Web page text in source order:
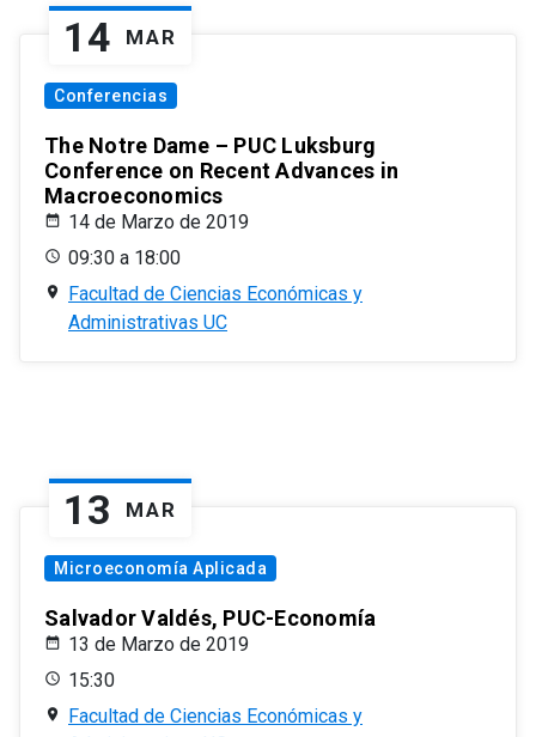
14 MAR
Conferencias
The Notre Dame – PUC Luksburg
Conference on Recent Advances in
Macroeconomics
14 de Marzo de 2019
09:30 a 18:00
Facultad de Ciencias Económicas y
Administrativas UC
13 MAR
Microeconomía Aplicada
Salvador Valdés, PUC-Economía
13 de Marzo de 2019
15:30
Facultad de Ciencias Económicas y